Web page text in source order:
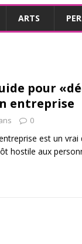
ARTS
pour
entreprise
0
est un
hostile aux